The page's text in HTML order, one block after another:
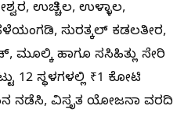
ಉಚ್ಚಿಲ, ಉಳ್ಳಾಲ,
ಸುರತ್ಕಲ್ ಕಡಲತೀರ,
ಮೂಲ್ಕಿ ಹಾಗೂ ಸಸಿಹಿತ್ಲು ಸೇರಿ
12 ಸ್ಥಳಗಳಲ್ಲಿ ₹1 ಕೋಟಿ
ನಡೆಸಿ, ವಿಸ್ತೃತ ಯೋಜನಾ ವರದಿ